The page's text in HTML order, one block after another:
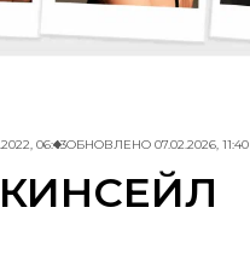
06:43ОБНОВЛЕНО 07.02.2026, 11:40